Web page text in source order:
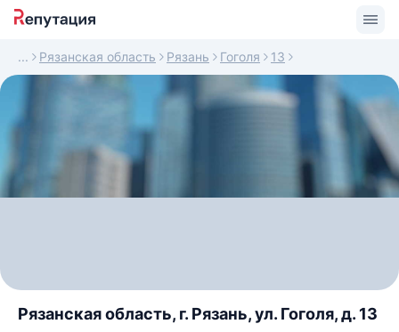
Рязанская область Рязань Гоголя 13
Рязанская область, г. Рязань, ул. Гоголя, д. 13